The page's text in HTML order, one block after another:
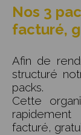
Nos 3
facturé,
Afin de
structuré
packs.
Cette
facturé,